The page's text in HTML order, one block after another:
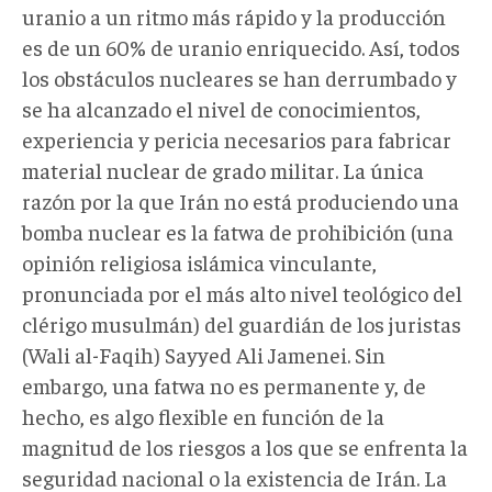
uranio a un ritmo más rápido y la producción
es de un 60% de uranio enriquecido. Así, todos
los obstáculos nucleares se han derrumbado y
se ha alcanzado el nivel de conocimientos,
experiencia y pericia necesarios para fabricar
material nuclear de grado militar. La única
razón por la que Irán no está produciendo una
bomba nuclear es la fatwa de prohibición (una
opinión religiosa islámica vinculante,
pronunciada por el más alto nivel teológico del
clérigo musulmán) del guardián de los juristas
(Wali al-Faqih) Sayyed Ali Jamenei. Sin
embargo, una fatwa no es permanente y, de
hecho, es algo flexible en función de la
magnitud de los riesgos a los que se enfrenta la
seguridad nacional o la existencia de Irán. La